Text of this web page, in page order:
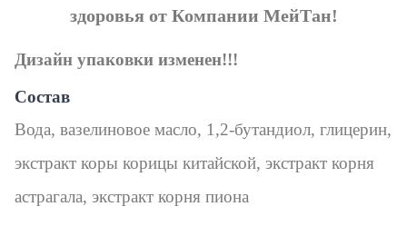
здоровья от Компании МейТан!
Дизайн упаковки изменен!!!
Состав
Вода, вазелиновое масло, 1,2-бутандиол, глицерин,
экстракт коры корицы китайской, экстракт корня
астрагала, экстракт корня пиона